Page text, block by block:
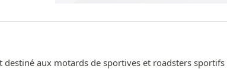
destiné aux motards de sportives et roadsters